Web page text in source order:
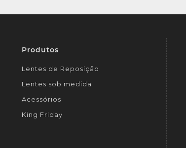
Produtos
Lentes de Reposição
Lentes sob medida
Acessórios
King Friday